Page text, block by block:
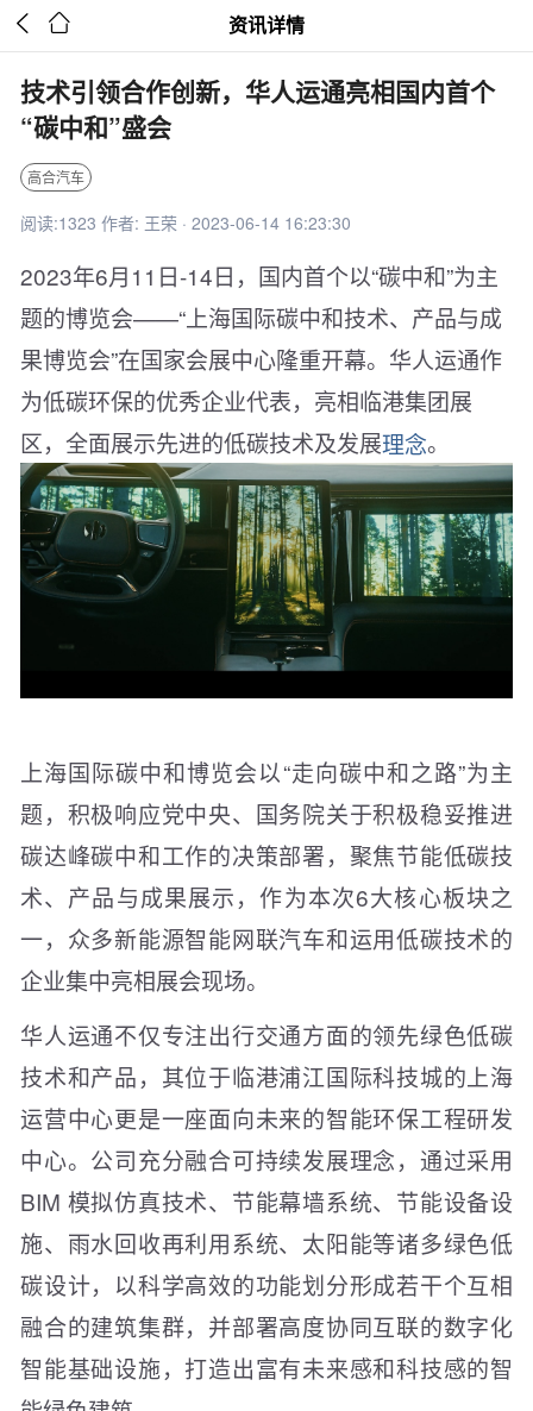
  资讯详情
技术引领合作创新，华人运通亮相国内首个
“碳中和”盛会
高合汽车
阅读:1323 作者: 王荣 · 2023-06-14 16:23:30
2023年6月11日-14日，国内首个以“碳中和”为主
题的博览会——“上海国际碳中和技术、产品与成
果博览会”在国家会展中心隆重开幕。华人运通作
为低碳环保的优秀企业代表，亮相临港集团展
区，全面展示先进的低碳技术及发展理念。
上海国际碳中和博览会以“走向碳中和之路”为主
题，积极响应党中央、国务院关于积极稳妥推进
碳达峰碳中和工作的决策部署，聚焦节能低碳技
术、产品与成果展示，作为本次6大核心板块之
一，众多新能源智能网联汽车和运用低碳技术的
企业集中亮相展会现场。
华人运通不仅专注出行交通方面的领先绿色低碳
技术和产品，其位于临港浦江国际科技城的上海
运营中心更是一座面向未来的智能环保工程研发
中心。公司充分融合可持续发展理念，通过采用
BIM 模拟仿真技术、节能幕墙系统、节能设备设
施、雨水回收再利用系统、太阳能等诸多绿色低
碳设计，以科学高效的功能划分形成若干个互相
融合的建筑集群，并部署高度协同互联的数字化
智能基础设施，打造出富有未来感和科技感的智